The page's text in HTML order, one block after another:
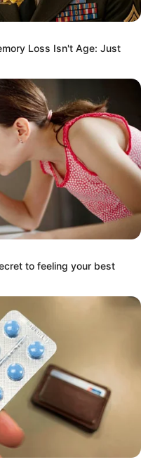
a Pilisben
Nikolett
Loss Isn't Age: Just
to feeling your best